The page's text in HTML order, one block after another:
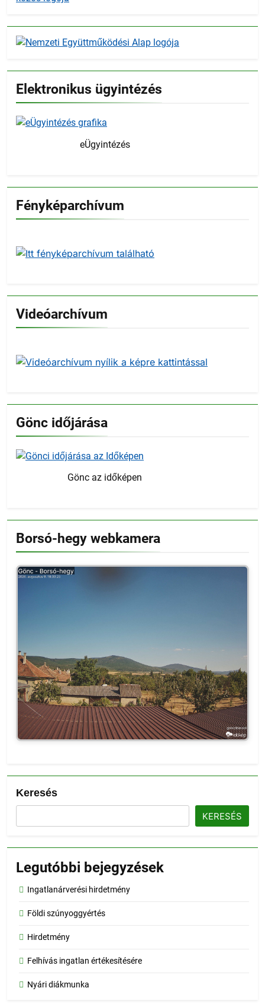
Elektronikus ügyintézés
eÜgyintézés
Fényképarchívum
Videóarchívum
Gönc időjárása
Gönc az időképen
Borsó-hegy webkamera
Keresés
KERESÉS
Legutóbbi bejegyzések
Ingatlanárverési hirdetmény
Földi szúnyoggyértés
Hirdetmény
Felhívás ingatlan értékesítésére
Nyári diákmunka